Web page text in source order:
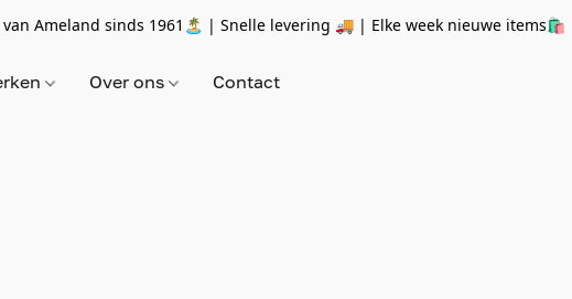
van Ameland sinds 1961🏝 | Snelle levering 🚚 | Elke week nieuwe items🛍
Over ons Contact